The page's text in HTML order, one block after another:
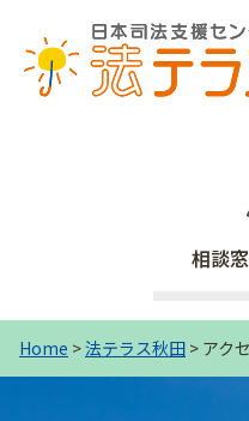
相談
Home >法テラス秋田 > アク